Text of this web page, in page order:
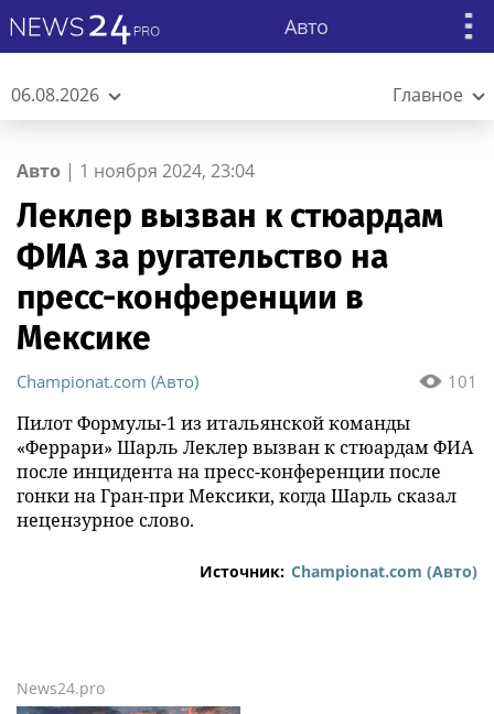
Авто
06.08.2026 Главное
Авто | 1 ноября 2024, 23:04
Леклер вызван к стюардам
ФИА за ругательство на
пресс-конференции в
Мексике
101
Championat.com (Авто)
Пилот Формулы-1 из итальянской команды
«Феррари» Шарль Леклер вызван к стюардам ФИА
после инцидента на пресс-конференции после
гонки на Гран-при Мексики, когда Шарль сказал
нецензурное слово.
Источник: Championat.com (Авто)
News24.pro